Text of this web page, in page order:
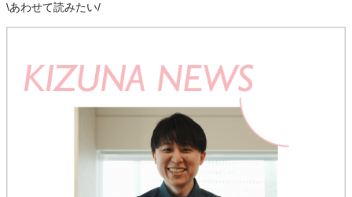
\あわせて読みたい/